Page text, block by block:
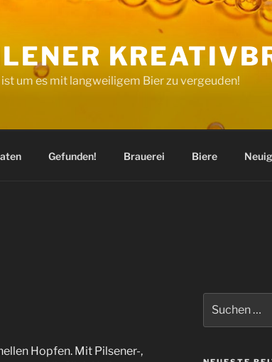
um es mit langweiligem Bier zu vergeuden!
Gefunden! Brauerei Biere
Hopfen. Mit Pilsener-,
nach: